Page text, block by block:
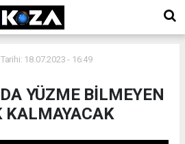
18.07.2023 - 16:49
YÜZME BİLMEYEN
KALMAYACAK